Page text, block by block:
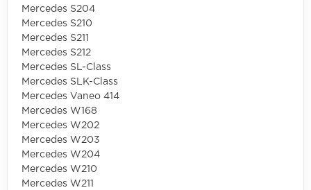
Mercedes S204
Mercedes S210
Mercedes S211
Mercedes S212
Mercedes SL-Class
Mercedes SLK-Class
Mercedes Vaneo 414
Mercedes W168
Mercedes W202
Mercedes W203
Mercedes W204
Mercedes W210
Mercedes W211